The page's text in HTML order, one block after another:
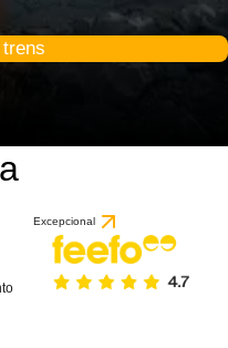
Excepcional